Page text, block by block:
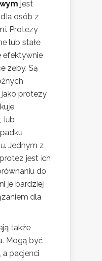
jest
osób z
Protezy
lub stałe
efektywnie
zęby. Są
protezy
lub
Jednym z
jest ich
do
je bardziej
dla
także
Mogą być
pacjenci